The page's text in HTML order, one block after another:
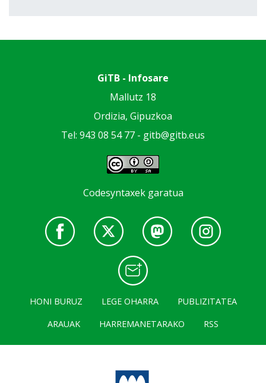
GiTB - Infosare
Mallutz 18
Ordizia, Gipuzkoa
Tel: 943 08 54 77 - gitb@gitb.eus
Codesyntaxek garatua
HONI BURUZ LEGE OHARRA
PUBLIZITATEA
ARAUAK
HARREMANETARAKO RSS